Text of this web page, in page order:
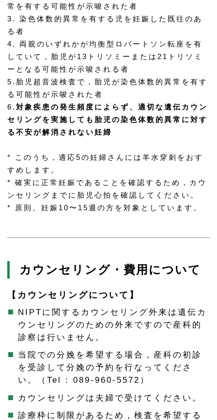
常を有する可能性が示唆された者
3. 染色体数的異常を有する児を妊娠した既往のあ
る者
4. 両親のいずれかが均衡型ロバートソン転座を有
していて，胎児が13トリソミーまたは21トリソミ
ーとなる可能性が示唆される者
5.胎児超音波検査で，胎児が染色体数的異常を有す
る可能性が示唆された者
6. 対象疾患の発生頻度によらず、適切な遺伝カウン
セリングを実施しても胎児の染色体数的異常に対す
る不安が解消されない妊婦
* このうち，適応5の妊婦さんには羊水穿刺をおす
すめします。
* 確実に正常妊娠であることを確認するため，カウ
ンセリングまでに胎児心拍を確認してください。
* 原則、妊娠10〜15週の方を対象としています。
カウンセリング・費用について
【カウンセリングについて】
NIPTに関するカウンセリング外来は遺伝カ
ウンセリングのための外来ですので産科的
診察は行いません。
当院での分娩を希望する場合，産科の初診
を受診して分娩の予約を行なってくださ
い。（Tel : 089-960-5572）
カウンセリングは夫婦で受けてください。
診療枠に制限があるため，検査を希望する